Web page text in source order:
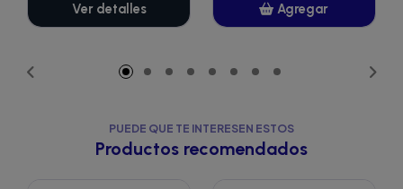
Ver detalles Agregar
PUEDE QUE TE INTERESEN ESTOS
Productos recomendados